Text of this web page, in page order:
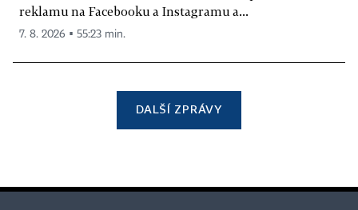
reklamu na Facebooku a Instagramu a...
7. 8. 2026 ▪ 55:23 min.
DALŠÍ ZPRÁVY